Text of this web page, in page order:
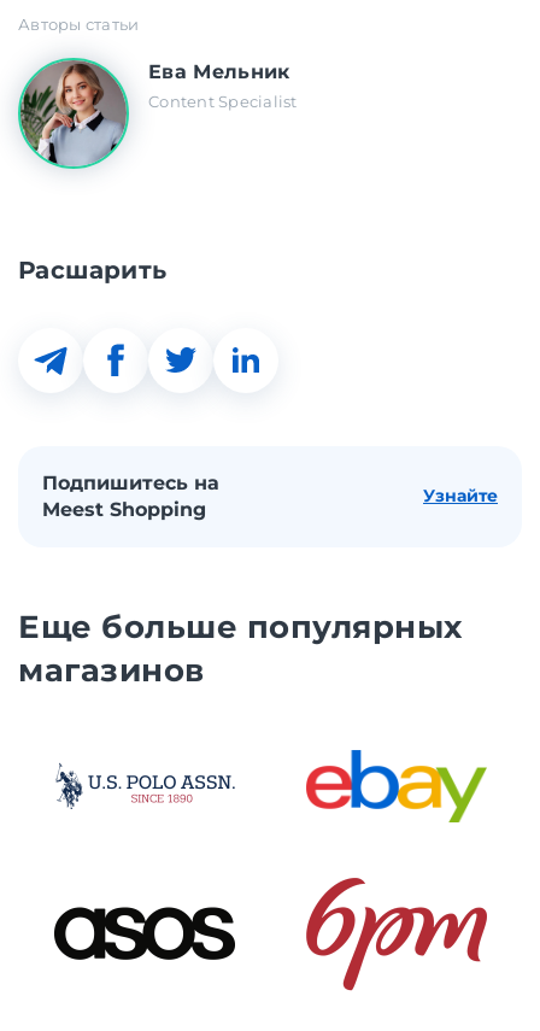
Авторы статьи
Ева Мельник
Content Specialist
Расшарить
Подпишитесь на
Meest Shopping
Узнайте
Еще больше популярных
магазинов